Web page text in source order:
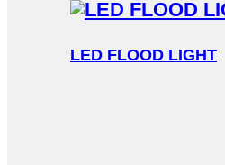
LED FLOOD LIGHT